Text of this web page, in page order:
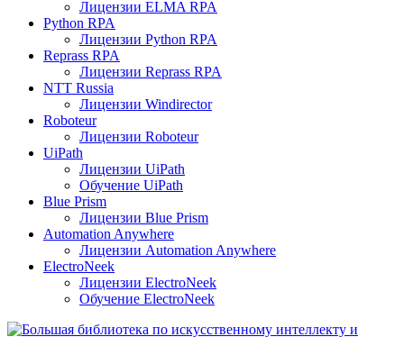
Лицензии ELMA RPA
Python RPA
Лицензии Python RPA
Reprass RPA
Лицензии Reprass RPA
NTT Russia
Лицензии Windirector
Roboteur
Лицензии Roboteur
UiPath
Лицензии UiPath
Обучение UiPath
Blue Prism
Лицензии Blue Prism
Automation Anywhere
Лицензии Automation Anywhere
ElectroNeek
Лицензии ElectroNeek
Обучение ElectroNeek